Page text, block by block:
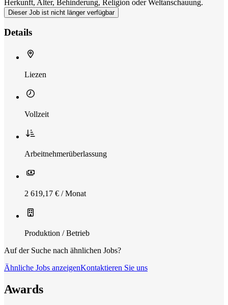
Herkunft, Alter, Behinderung, Religion oder Weltanschauung.
Dieser Job ist nicht länger verfügbar
Details
Liezen
Vollzeit
Arbeitnehmerüberlassung
2 619,17 € / Monat
Produktion / Betrieb
Auf der Suche nach ähnlichen Jobs?
Ähnliche Jobs anzeigenKontaktieren Sie uns
Awards